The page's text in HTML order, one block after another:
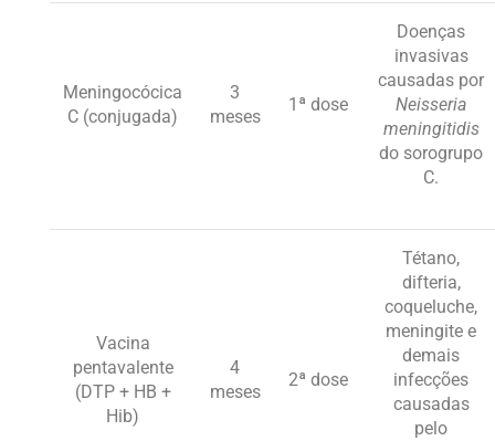
Meningocócica
C (conjugada)
3
meses
1ª dose
Doenças
invasivas
causadas por
Neisseria
meningitidis
do sorogrupo
C.
Vacina
pentavalente
(DTP + HB +
Hib)
4
meses
2ª dose
Tétano,
difteria,
coqueluche,
meningite e
demais
infecções
causadas
pelo